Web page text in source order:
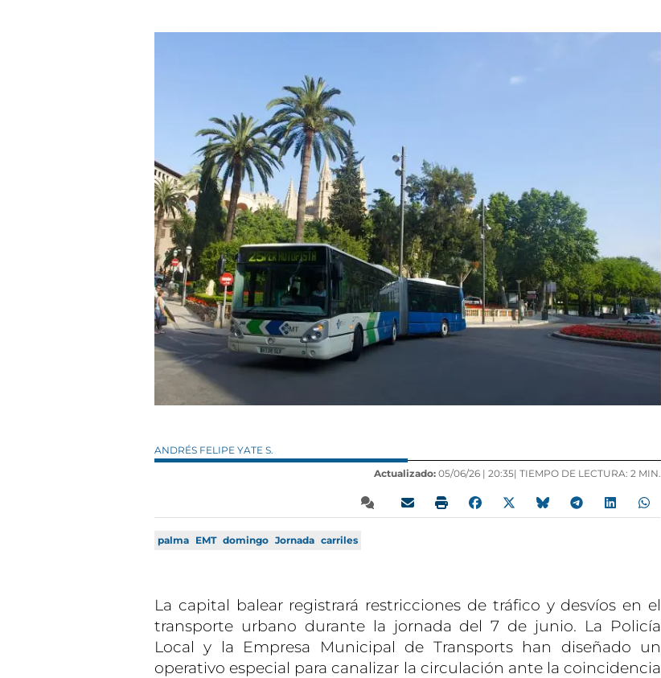
ANDRÉS FELIPE YATE S.
Actualizado: 05/06/26 | 20:35| TIEMPO DE LECTURA: 2 MIN.
palma EMT domingo Jornada carriles
La capital balear registrará restricciones de tráfico y desvíos en el
transporte urbano durante la jornada del 7 de junio. La Policía
Local y la Empresa Municipal de Transports han diseñado un
operativo especial para canalizar la circulación ante la coincidencia